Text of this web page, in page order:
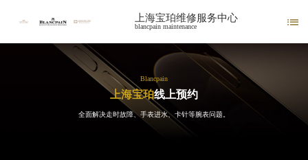
上海宝珀维修服务中心
blancpain maintenance 
Blancpain
上海宝珀线上预约
全面解决走时故障、手表进水、卡针等腕表问题。